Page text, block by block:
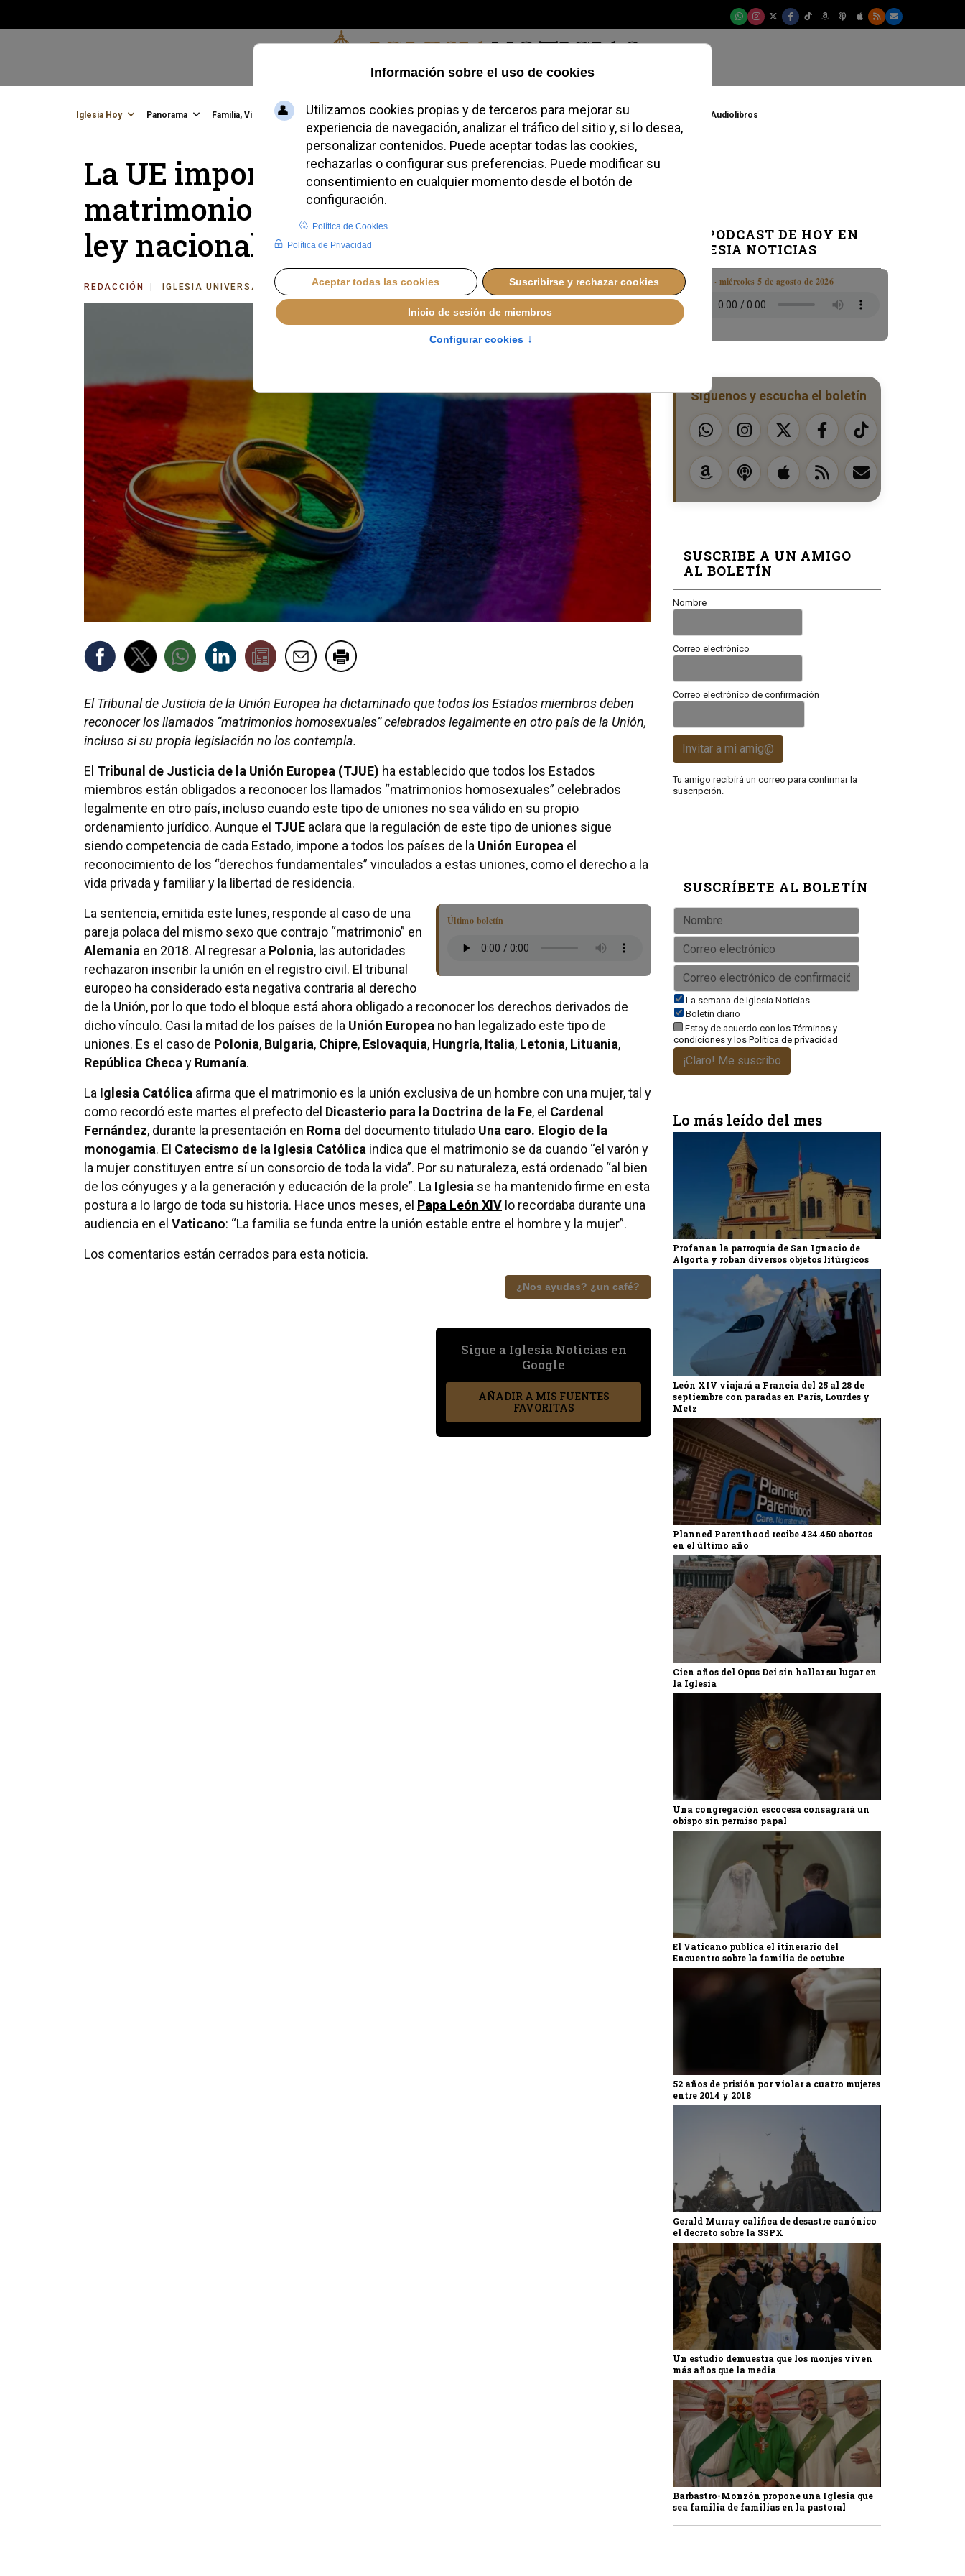
Jueves, 06 de agosto de 2026
Iglesia Hoy Panorama Familia, Vida, Identidad Credofobiómetro Blogs Temas Buscar #JovenesConFe Podcast Audiolibros
La UE impone reconocer los
matrimonios homosexuales aunque la
ley nacional los prohíba
REDACCIÓN IGLESIA UNIVERSAL JUEVES, 27 NOVIEMBRE 2025 17:33
El Tribunal de Justicia de la Unión Europea ha dictaminado que todos los Estados miembros deben
reconocer los llamados “matrimonios homosexuales” celebrados legalmente en otro país de la Unión,
incluso si su propia legislación no los contempla.
El Tribunal de Justicia de la Unión Europea (TJUE) ha establecido que todos los Estados
miembros están obligados a reconocer los llamados “matrimonios homosexuales” celebrados
legalmente en otro país, incluso cuando este tipo de uniones no sea válido en su propio
ordenamiento jurídico. Aunque el TJUE aclara que la regulación de este tipo de uniones sigue
siendo competencia de cada Estado, impone a todos los países de la Unión Europea el
reconocimiento de los “derechos fundamentales” vinculados a estas uniones, como el derecho a la
vida privada y familiar y la libertad de residencia.
Último boletín
La sentencia, emitida este lunes, responde al caso de una
pareja polaca del mismo sexo que contrajo “matrimonio” en
Alemania en 2018. Al regresar a Polonia, las autoridades
rechazaron inscribir la unión en el registro civil. El tribunal
europeo ha considerado esta negativa contraria al derecho
de la Unión, por lo que todo el bloque está ahora obligado a reconocer los derechos derivados de
dicho vínculo. Casi la mitad de los países de la Unión Europea no han legalizado este tipo de
uniones. Es el caso de Polonia, Bulgaria, Chipre, Eslovaquia, Hungría, Italia, Letonia, Lituania,
República Checay Rumanía.
La Iglesia Católica afirma que el matrimonio es la unión exclusiva de un hombre con una mujer, tal y
como recordó este martes el prefecto del Dicasterio para la Doctrina de la Fe, el Cardenal
Fernández, durante la presentación en Roma del documento titulado Una caro. Elogio de la
monogamia. El Catecismo de la Iglesia Católica indica que el matrimonio se da cuando “el varón y
la mujer constituyen entre sí un consorcio de toda la vida”. Por su naturaleza, está ordenado “al bien
de los cónyuges y a la generación y educación de la prole”. La Iglesia se ha mantenido firme en esta
postura a lo largo de toda su historia. Hace unos meses, el Papa León XIV lo recordaba durante una
audiencia en el Vaticano: “La familia se funda entre la unión estable entre el hombre y la mujer”.
Los comentarios están cerrados para esta noticia.
¿Nos ayudas? ¿un café?
Sigue a Iglesia Noticias en
Google
AÑADIR A MIS FUENTES
FAVORITAS
EL PODCAST DE HOY EN
IGLESIA NOTICIAS
Boletín · miércoles 5 de agosto de 2026
Síguenos y escucha el boletín
SUSCRIBE A UN AMIGO
AL BOLETÍN
Nombre
Correo electrónico
Correo electrónico de confirmación
Invitar a mi amig@
Tu amigo recibirá un correo para confirmar la
suscripción.
SUSCRÍBETE AL BOLETÍN
La semana de Iglesia Noticias
Boletín diario
Estoy de acuerdo con losTérminos y
condiciones y los Política de privacidad
¡Claro! Me suscribo
Lo más leído del mes
Profanan la parroquia de San Ignacio de
Algorta y roban diversos objetos litúrgicos
León XIV viajará a Francia del 25 al 28 de
septiembre con paradas en París, Lourdes y
Metz
Planned Parenthood recibe 434.450 abortos
en el último año
Cien años del Opus Dei sin hallar su lugar en
la Iglesia
Una congregación escocesa consagrará un
obispo sin permiso papal
El Vaticano publica el itinerario del
Encuentro sobre la familia de octubre
52 años de prisión por violar a cuatro mujeres
entre 2014 y 2018
Gerald Murray califica de desastre canónico
el decreto sobre la SSPX
Un estudio demuestra que los monjes viven
más años que la media
Barbastro-Monzón propone una Iglesia que
sea familia de familias en la pastoral